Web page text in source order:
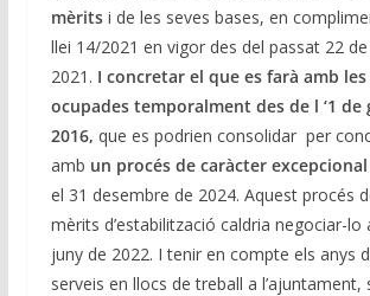
mèritsi de les seves bases, en
llei 14/2021 en vigor des del passat 22
2021. I concretar el que es farà amb les
ocupades temporalment des de l ‘1 de
2016, que es podrien consolidar per
amb un procés de caràcter excepcional
el 31 desembre de 2024. Aquest procés
mèrits d’estabilització caldria negociar-lo
juny de 2022. I tenir en compte els anys
serveis en llocs de treball a l’ajuntament,